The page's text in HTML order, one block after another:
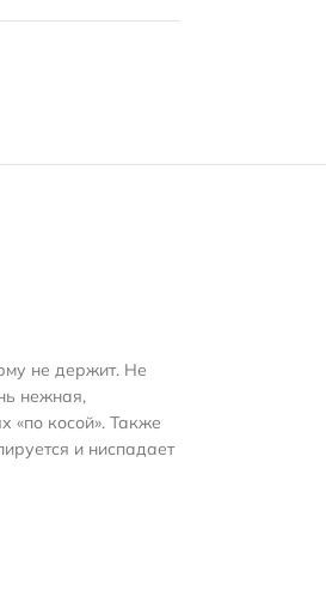
не держит. Не
нежная,
«по косой». Также
и ниспадает